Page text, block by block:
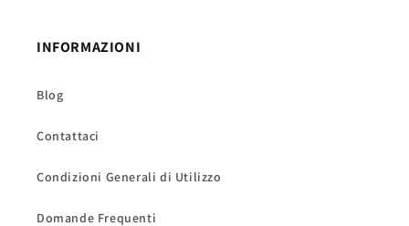
INFORMAZIONI
Blog
Contattaci
Condizioni Generali di Utilizzo
Domande Frequenti